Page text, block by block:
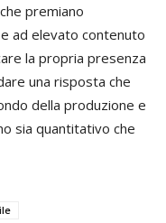
premiano
ad elevato contenuto
la propria presenza
una risposta che
della produzione e
sia quantitativo che